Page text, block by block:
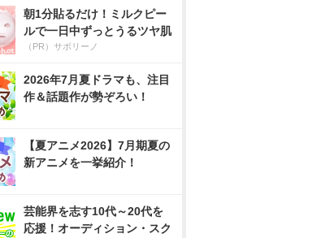
朝1分貼るだけ！ミルクピー
ルで一日中ずっとうるツヤ肌
（PR）サボリーノ
2026年7月夏ドラマも、注目
作＆話題作が勢ぞろい！
【夏アニメ2026】7月期夏の
新アニメを一挙紹介！
芸能界を志す10代～20代を
応援！オーディション・スク